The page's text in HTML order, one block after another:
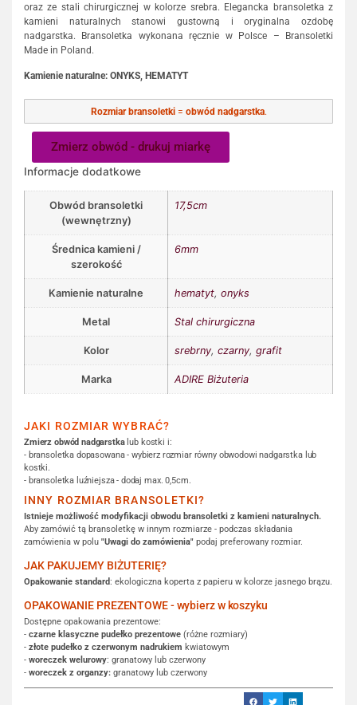
oraz ze stali chirurgicznej w kolorze srebra. Elegancka bransoletka z
kamieni naturalnych stanowi gustowną i oryginalna ozdobę
nadgarstka. Bransoletka wykonana ręcznie w Polsce – Bransoletki
Made in Poland.
Kamienie naturalne: ONYKS, HEMATYT
Rozmiar bransoletki= obwód nadgarstka.
Zmierz obwód - drukuj miarkę
Informacje dodatkowe
Obwód bransoletki
(wewnętrzny)
17,5cm
Średnica kamieni /
szerokość
6mm
Kamienie naturalne hematyt, onyks
Metal Stal chirurgiczna
Kolor srebrny, czarny, grafit
Marka ADIRE Biżuteria
JAKI ROZMIAR WYBRAĆ?
Zmierz obwód nadgarstkalub kostki i:
- bransoletka dopasowana - wybierz rozmiar równy obwodowi nadgarstka lub
kostki.
- bransoletka luźniejsza - dodaj max. 0,5cm.
INNY ROZMIAR BRANSOLETKI?
Istnieje możliwość modyfikacji obwodu bransoletki z kamieni naturalnych.
Aby zamówić tą bransoletkę w innym rozmiarze - podczas składania
zamówienia w polu "Uwagi do zamówienia" podaj preferowany rozmiar.
JAK PAKUJEMY BIŻUTERIĘ?
Opakowanie standard: ekologiczna koperta z papieru w kolorze jasnego brązu.
OPAKOWANIE PREZENTOWE - wybierz w koszyku
Dostępne opakowania prezentowe:
- czarne klasyczne pudełko prezentowe (różne rozmiary)
- złote pudełko z czerwonym nadrukiem kwiatowym
- woreczek welurowy: granatowy lub czerwony
- woreczek z organzy: granatowy lub czerwony